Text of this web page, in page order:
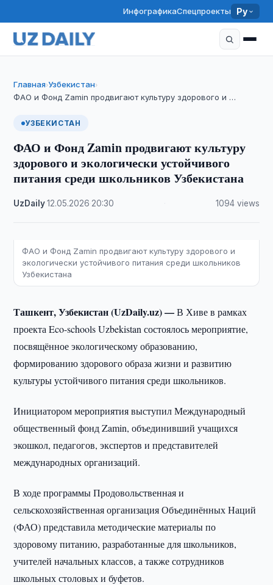
ИнфографикаСпецпроекты Ру
Главная›Узбекистан›
ФАО и Фонд Zamin продвигают культуру здорового и …
УЗБЕКИСТАН
ФАО и Фонд Zamin продвигают культуру
здорового и экологически устойчивого
питания среди школьников Узбекистана
UzDaily·12.05.2026 20:30 1094 views
ФАО и Фонд Zamin продвигают культуру здорового и
экологически устойчивого питания среди школьников
Узбекистана
Ташкент, Узбекистан (UzDaily.uz) —В Хиве в рамках
проекта Eco-schools Uzbekistan состоялось мероприятие,
посвящённое экологическому образованию,
формированию здорового образа жизни и развитию
культуры устойчивого питания среди школьников.
Инициатором мероприятия выступил Международный
общественный фонд Zamin, объединивший учащихся
экошкол, педагогов, экспертов и представителей
международных организаций.
В ходе программы Продовольственная и
сельскохозяйственная организация Объединённых Наций
(ФАО) представила методические материалы по
здоровому питанию, разработанные для школьников,
учителей начальных классов, а также сотрудников
школьных столовых и буфетов.